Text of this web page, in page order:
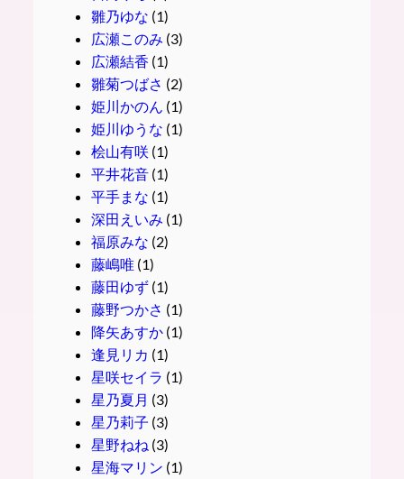
雛乃ゆな (1)
広瀬このみ (3)
広瀬結香 (1)
雛菊つばさ (2)
姫川かのん (1)
姫川ゆうな (1)
桧山有咲(1)
平井花音(1)
平手まな (1)
深田えいみ (1)
福原みな (2)
藤嶋唯(1)
藤田ゆず(1)
藤野つかさ (1)
降矢あすか(1)
逢見リカ (1)
星咲セイラ (1)
星乃夏月 (3)
星乃莉子 (3)
星野ねね (3)
星海マリン (1)